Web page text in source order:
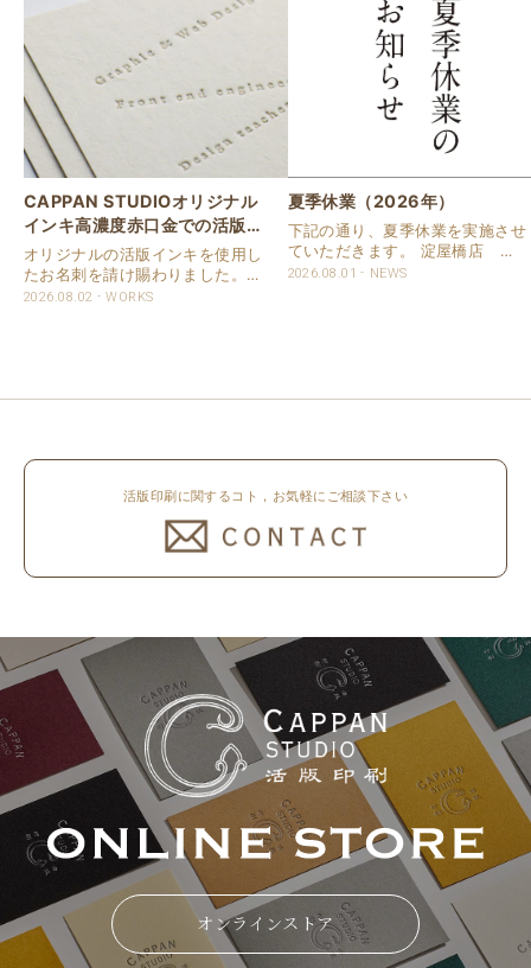
CAPPAN STUDIOオリジナル
インキ高濃度赤口金での活版名
刺
オリジナルの活版インキを使用し
たお名刺を請け賜わりました。
用紙は新バフン紙Nのきぬを使用
2026.08.02 WORKS
夏季休業（2026年）
下記の通り、夏季休業を実施させ
ていただきます。 淀屋橋店 通
常営業いたします。 奈良店 8月
2026.08.01 NEWS
活版印刷に関するコト，お気軽にご相談下さい
オンラインストア